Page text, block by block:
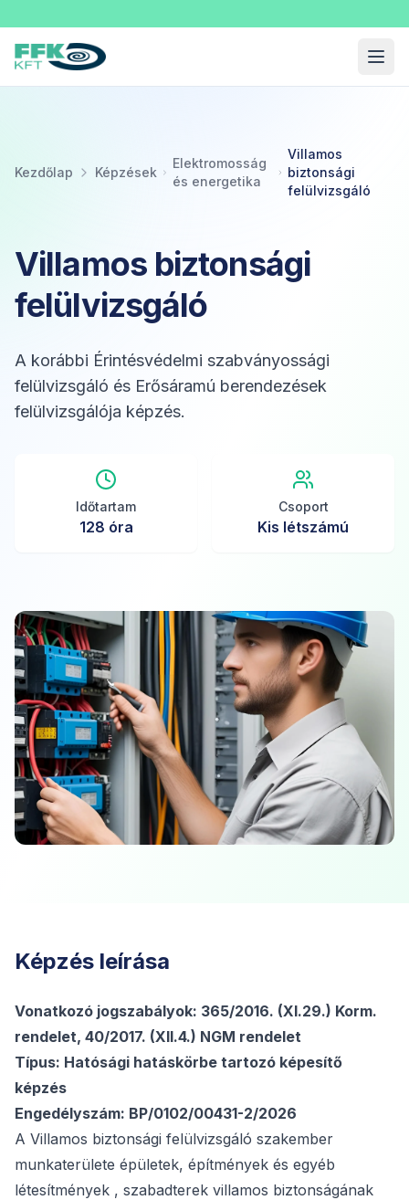
Fekete Felnőttképzési Kft.
Kezdőlap Képzések
Elektromosság
és energetika
Villamos
biztonsági
felülvizsgáló
Villamos biztonsági
felülvizsgáló
A korábbi Érintésvédelmi szabványossági
felülvizsgáló és Erősáramú berendezések
felülvizsgálója képzés.
Időtartam
128 óra
Csoport
Kis létszámú
Képzés leírása
Vonatkozó jogszabályok: 365/2016. (XI.29.) Korm.
rendelet, 40/2017. (XII.4.) NGM rendelet
Típus: Hatósági hatáskörbe tartozó képesítő
képzés
Engedélyszám: BP/0102/00431-2/2026
A Villamos biztonsági felülvizsgáló szakember
munkaterülete épületek, építmények és egyéb
létesítmények , szabadterek villamos biztonságának